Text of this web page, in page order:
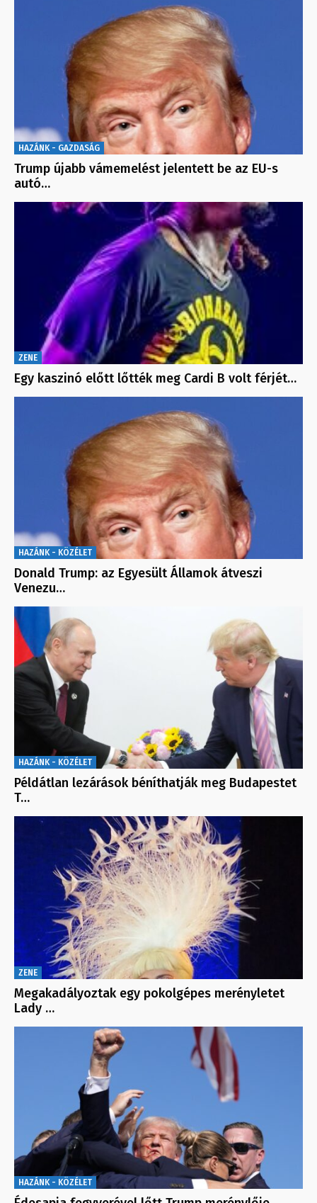
HAZÁNK - GAZDASÁG
Trump újabb vámemelést jelentett be az EU-s
autó…
ZENE
Egy kaszinó előtt lőtték meg Cardi B volt férjét…
HAZÁNK - KÖZÉLET
Donald Trump: az Egyesült Államok átveszi
Venezu…
HAZÁNK - KÖZÉLET
Példátlan lezárások béníthatják meg Budapestet
T…
ZENE
Megakadályoztak egy pokolgépes merényletet
Lady …
HAZÁNK - KÖZÉLET